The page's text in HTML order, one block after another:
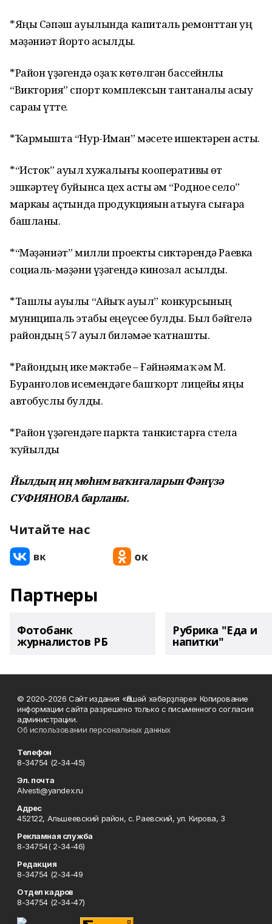
*Яңы Сәпәш ауылында капиталь ремонттан һуң
мәҙәниәт йорто асылды.
*Район үҙәгендә оҙаҡ көтөлгән бассейнлы
“Виктория” спорт комплексын тантаналы асыу
сараһы үтте.
*Ҡармышта “Нур-Иман” мәсете ишектәрен асты.
*“Исток” ауыл хужалығы кооперативы һөт
эшкәртеү буйынса цех асты һәм “Родное село”
маркаһы аҫтында продукцияһын һатыуға сығара
башланы.
*“Мәҙәниәт” милли проекты сиктәрендә Раевка
социаль-мәҙәни үҙәгендә кинозал асылды.
*Ташлы ауылы “Айыҡ ауыл” конкурсының
муниципаль этабы еңеүсеһе булды. Был бәйгелә
райондың 57 ауыл биләмәһе ҡатнашты.
*Райондың ике мәктәбе – Ғәйнәямаҡ һәм М.
Буранғолов исемендәге башҡорт лицейы яңы
автобуслы булды.
*Район үҙәгендәге паркта танкистарға стела
ҡуйылды
Йылдың иң мөһим ваҡиғаларын Фәнүзә
СУФИЯНОВА барланы.
Читайте нас
Партнеры
Фотобанк
журналистов РБ
Рубрика "Еда и
напитки"
© 2020-2026 Сайт издания «Әлшәй хәбәрҙләре» Копирование
информации сайта разрешено только с письменного согласия
администрации.
Об использовании персональных данных
Телефон
8-34754 (2-34-45)
Эл. почта
Alvesti@yandex.ru
Адрес
452122, Альшеевский район, с. Раевский, ул. Кирова, 3
Рекламная служба
8-34754( 2-34-46)
Редакция
8-34754 (2-34-49
Отдел кадров
8-34754 (2-34-47)